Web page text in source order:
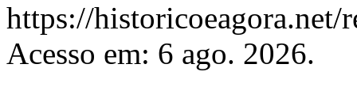
https://
Acesso em: 6 ago. 2026.